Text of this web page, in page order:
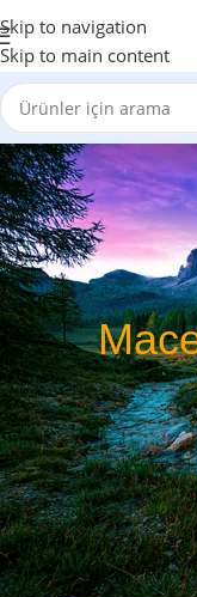
Skip to navigation
Skip to main content